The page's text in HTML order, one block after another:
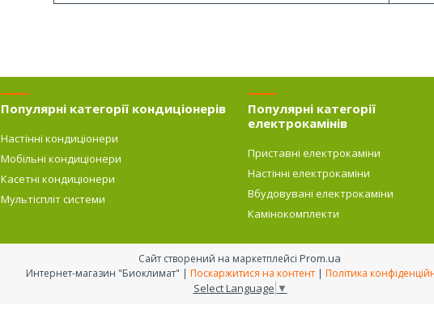
Популярні категорії кондиціонерів
Настінні кондиціонери
Мобільні кондиціонери
Касетні кондиціонери
Мультіспліт системи
Популярні категорії
електрокамінів
Приставні електрокаміни
Настінні електрокаміни
Вбудовувані електрокаміни
Камінокомплекти
Сайт створений на маркетплейсі Prom.ua
Интернет-магазин "Биоклимат" | Поскаржитися на контент | Політика
Select Language ▼